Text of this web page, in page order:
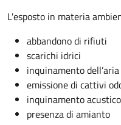
L'esposto in materia
abbandono di rifiuti
scarichi idrici
inquinamento dell’aria
emissione di cattivi
inquinamento acustico
presenza di amianto